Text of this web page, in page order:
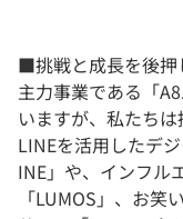
■挑戦と成長を後押
主力事業である「
いますが、私たちは
LINEを活用したデ
INE」や、インフル
「LUMOS」、お笑